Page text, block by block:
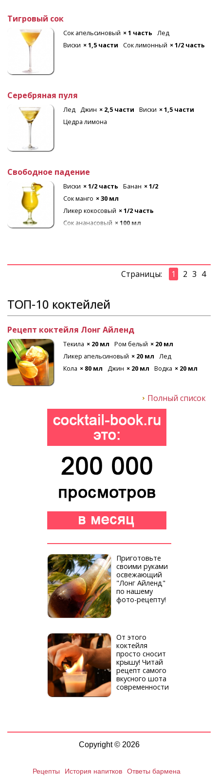
Тигровый сок
Сок апельсиновый × 1 часть
Лед
Виски × 1,5 части Сок лимонный × 1/2 часть
Серебряная пуля
Лед Джин × 2,5 части Виски × 1,5 части
Цедра лимона
Свободное падение
Виски × 1/2 часть Банан × 1/2
Сок манго × 30 мл
Ликер кокосовый × 1/2 часть
Сок ананасовый × 100 мл
Страницы: 1 2 3 4
ТОП-10 коктейлей
Рецепт коктейля Лонг Айленд
Текила × 20 мл Ром белый × 20 мл
Ликер апельсиновый × 20 мл
Лед
Кола × 80 мл Джин × 20 мл Водка × 20 мл
Полный список
Приготовьте
своими руками
освежающий
"Лонг Айленд"
по нашему
фото-рецепту!
От этого
коктейля
просто сносит
крышу! Читай
рецепт самого
вкусного шота
современности
Copyright © 2026
Рецепты История напитков Ответы бармена